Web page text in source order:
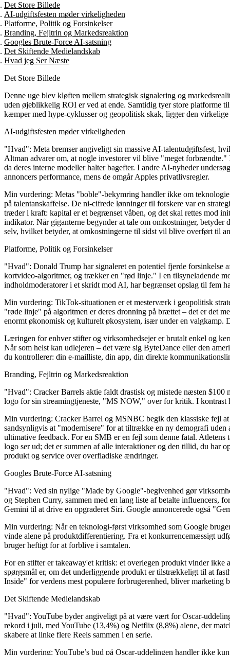
Det Store Billede
AI-udgiftsfesten møder virkeligheden
Platforme, Politik og Forsinkelser
Branding, Fejltrin og Markedsreaktion
Googles Brute-Force AI-satsning
Det Skiftende Medielandskab
Hvad jeg Ser Næste
Det Store Billede
Denne uge blev kløften mellem strategisk signalering og
uden øjeblikkelig ROI er ved at ende. Samtidig tyer store platforme
kæmper med hype-cyklusser og geopolitisk skak, ligger den
AI-udgiftsfesten møder virkeligheden
"Hvad": Meta bremser angiveligt sin massive AI-talentudgiftsfest,
Altman advarer om, at nogle investorer vil blive "meget
da deres interne modeller halter bagefter. I andre AI-nyheder
annoncers performance, mens de omgår Apples privatlivsregler.
Min vurdering: Metas "boble"-bekymring handler ikke om
på talentanskaffelse. De ni-cifrede lønninger til forskere var en
træder i kraft: kapital er et begrænset våben, og det skal rettes mod
indikator. Når giganterne begynder at tale om omkostninger,
selv, hvilket betyder, at omkostningerne til sidst vil blive overført til
Platforme, Politik og Forsinkelser
"Hvad": Donald Trump har signaleret en potentiel fjerde forsinkelse
kortvideo-algoritmer, og trækker en "rød linje." I en tilsyneladende
indholdmoderatorer i et skridt mod AI, har begrænset opslag til fem
Min vurdering: TikTok-situationen er et mesterværk i geopolitisk
"røde linje" på algoritmen er deres dronning på brættet – det er det
enormt økonomisk og kulturelt økosystem, især under en valgkamp.
Læringen for enhver stifter og virksomhedsejer er brutalt enkel og
Når som helst kan udlejeren – det være sig ByteDance eller den
du kontrollerer: din e-mailliste, din app, din direkte
Branding, Fejltrin og Markedsreaktion
"Hvad": Cracker Barrels aktie faldt drastisk og mistede næsten
logo for sin streamingtjeneste, "MS NOW," over for kritik. I kontrast
Min vurdering: Cracker Barrel og MSNBC begik den klassiske fejl
sandsynligvis at "modernisere" for at tiltrække en ny demografi uden
ultimative feedback. For en SMB er en fejl som denne fatal.
logo ser ud; det er summen af alle interaktioner og den tillid, du har
produkt og service over overfladiske ændringer.
Googles Brute-Force AI-satsning
"Hvad": Ved sin nylige "Made by Google"-begivenhed gør
og Stephen Curry, sammen med en lang liste af betalte influencers,
Gemini til at drive en opgraderet Siri. Google annoncerede også
Min vurdering: Når en teknologi-først virksomhed som Google
vinde alene på produktdifferentiering. Fra et konkurrencemæssigt
bruger heftigt for at forblive i samtalen.
For en stifter er takeaway'et kritisk: et overlegen produkt vinder
spørgsmål er, om det underliggende produkt er tilstrækkeligt til at
Inside" for verdens mest populære forbrugerenhed, bliver marketing
Det Skiftende Medielandskab
"Hvad": YouTube byder angiveligt på at være vært for Oscar-
rekord i juli, med YouTube (13,4%) og Netflix (8,8%) alene, der
skabere at linke flere Reels sammen i en serie.
Min vurdering: YouTube’s bud på Oscar-uddelingen handler ikke